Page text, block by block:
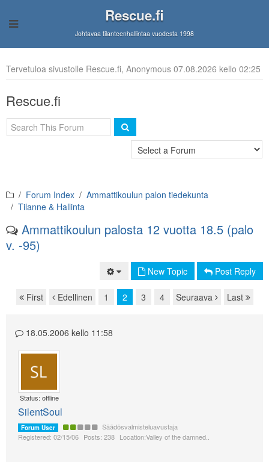
Rescue.fi
Johtavaa tilanteenhallintaa vuodesta 1998
Tervetuloa sivustolle Rescue.fi, Anonymous 07.08.2026 kello 02:25
Rescue.fi
Forum Index
Ammattikoulun palon tiedekunta
Tilanne & Hallinta
Ammattikoulun palosta 12 vuotta 18.5 (palo
v. -95)
New Topic Post Reply
Page navigation
First Edellinen 1 2 3 4 Seuraava Last
18.05.2006 kello 11:58
Status: offline
SilentSoul
Forum User
Säädösvalmisteluavustaja
Registered: 02/15/06 Posts: 238 Location:Valley of the damned..